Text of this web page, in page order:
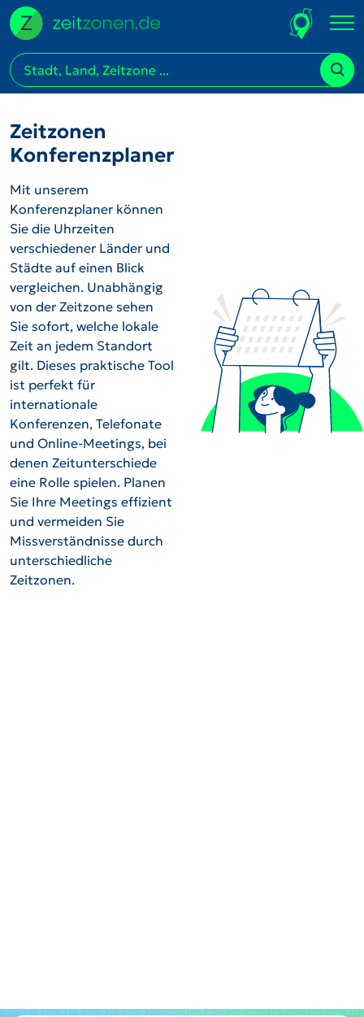
Zeitzonen
Konferenzplaner
Mit unserem
Konferenzplaner können
Sie die Uhrzeiten
verschiedener Länder und
Städte auf einen Blick
vergleichen. Unabhängig
von der Zeitzone sehen
Sie sofort, welche lokale
Zeit an jedem Standort
gilt. Dieses praktische Tool
ist perfekt für
internationale
Konferenzen, Telefonate
und Online-Meetings, bei
denen Zeitunterschiede
eine Rolle spielen. Planen
Sie Ihre Meetings effizient
und vermeiden Sie
Missverständnisse durch
unterschiedliche
Zeitzonen.